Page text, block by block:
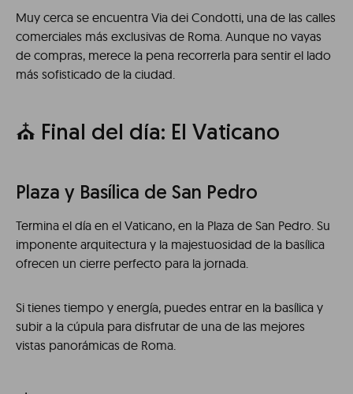
Muy cerca se encuentra Via dei Condotti, una de las calles
comerciales más exclusivas de Roma. Aunque no vayas
de compras, merece la pena recorrerla para sentir el lado
más sofisticado de la ciudad.
⛪ Final del día: El Vaticano
Plaza y Basílica de San Pedro
Termina el día en el Vaticano, en la Plaza de San Pedro. Su
imponente arquitectura y la majestuosidad de la basílica
ofrecen un cierre perfecto para la jornada.
Si tienes tiempo y energía, puedes entrar en la basílica y
subir a la cúpula para disfrutar de una de las mejores
vistas panorámicas de Roma.